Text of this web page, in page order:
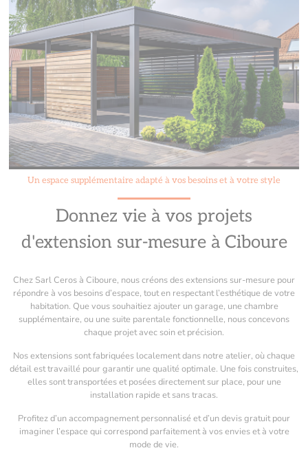
Un espace supplémentaire adapté à vos besoins et à votre style
Donnez vie à vos projets
d'extension sur-mesure à Ciboure
Chez Sarl Ceros à Ciboure, nous créons des extensions sur-mesure pour
répondre à vos besoins d’espace, tout en respectant l’esthétique de votre
habitation. Que vous souhaitiez ajouter un garage, une chambre
supplémentaire, ou une suite parentale fonctionnelle, nous concevons
chaque projet avec soin et précision.
Nos extensions sont fabriquées localement dans notre atelier, où chaque
détail est travaillé pour garantir une qualité optimale. Une fois construites,
elles sont transportées et posées directement sur place, pour une
installation rapide et sans tracas.
Profitez d’un accompagnement personnalisé et d’un devis gratuit pour
imaginer l’espace qui correspond parfaitement à vos envies et à votre
mode de vie.